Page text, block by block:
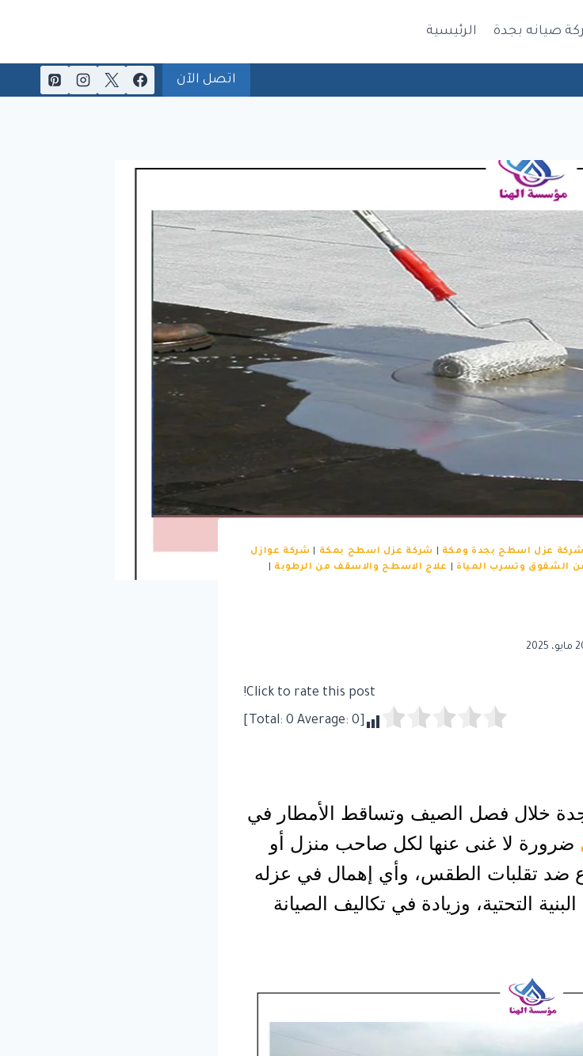
صيانه بجدة الرئيسية
اتصل الآن
شركة عزل اسطح بجدة ومكة شركة عزل اسطح بمكة
شركة عوازل
الشقوق وتسرب المياة علاج الاسطح والاسقف من الرطوبة
2025
Click to rate this post!
0 Average: 0
خلال فصل الصيف وتساقط الأمطار في
ضرورة لا غنى عنها لكل صاحب منزل أو
ضد تقلبات الطقس، وأي إهمال في عزله
التحتية، وزيادة في تكاليف الصيانة